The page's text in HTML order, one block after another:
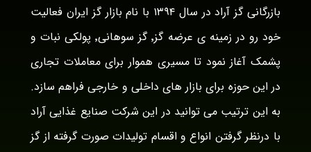
بازرگانی گز آراد در سال ۱۳۹۴ با نام بازار گز ایران فعالیت
خود رو در زمینه ی عرضه گز٬ گز سوهانی٬ پولکی نبات و
پشمک آغاز نمود تا مسیری هموار برای معاملات تجاری
در این حوزه برای بازار های داخلی و خارجی فراهم سازد.
به این ترتیب می توانید در این شرکت صنایع غذایی آراد
با درنظر گرفتن انواع و اقسام تولیدات صورت گرفته از گز